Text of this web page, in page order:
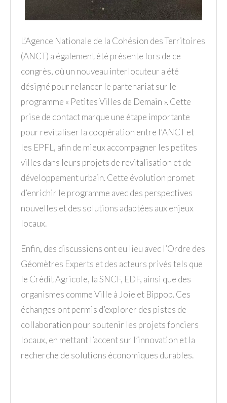
L’Agence Nationale de la Cohésion des Territoires
(ANCT) a également été présente lors de ce
congrès, où un nouveau interlocuteur a été
désigné pour relancer le partenariat sur le
programme « Petites Villes de Demain ». Cette
prise de contact marque une étape importante
pour revitaliser la coopération entre l’ANCT et
les EPFL, afin de mieux accompagner les petites
villes dans leurs projets de revitalisation et de
développement urbain. Cette évolution promet
d’enrichir le programme avec des perspectives
nouvelles et des solutions adaptées aux enjeux
locaux.
Enfin, des discussions ont eu lieu avec l’Ordre des
Géomètres Experts et des acteurs privés tels que
le Crédit Agricole, la SNCF, EDF, ainsi que des
organismes comme Ville à Joie et Bippop. Ces
échanges ont permis d’explorer des pistes de
collaboration pour soutenir les projets fonciers
locaux, en mettant l’accent sur l’innovation et la
recherche de solutions économiques durables.